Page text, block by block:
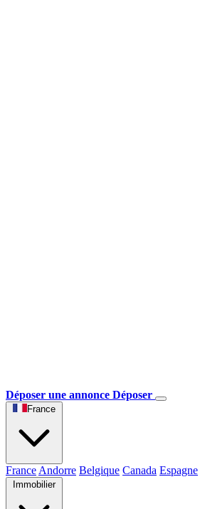
Déposer une annonce Déposer
France
France Andorre Belgique Canada Espagne
Immobilier